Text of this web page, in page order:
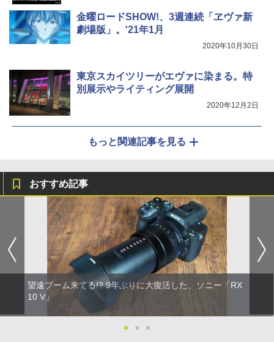
金曜ロードSHOW!、3週連続「ヱヴァ新
劇場版」。'21年1月
2020年10月30日
東京スカイツリーがエヴァに染まる。特
別展示やライティング展開
2020年12月2日
もっと関連記事を見る
おすすめ記事
望遠ブーム来てる!? 9年ぶりに大復活した、ソニー「RX
10 V」
● ● ●